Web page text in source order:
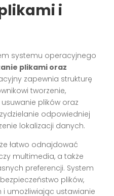
i
systemu operacyjnego
plikami oraz
zapewnia strukturę
tworzenie,
plików oraz
odpowiedniej
lokalizacji danych.
łatwo odnajdować
multimedia, a także
preferencji. System
plików,
umożliwiając ustawianie